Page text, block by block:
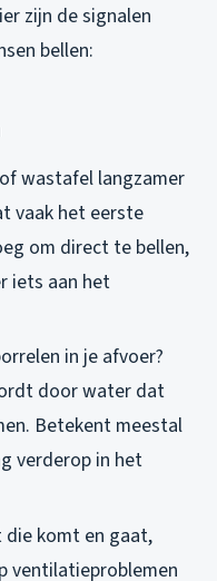
zijn de signalen
bellen:
wastafel langzamer
vaak het eerste
om direct te bellen,
iets aan het
in je afvoer?
door water dat
Betekent meestal
verderop in het
die komt en gaat,
ventilatieproblemen